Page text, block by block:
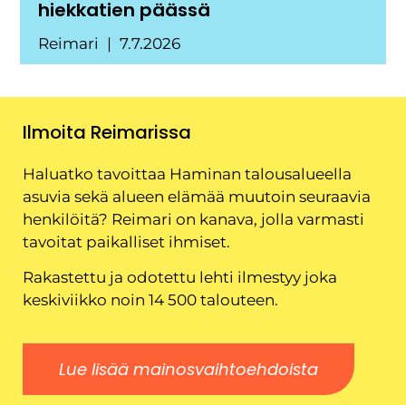
hiekkatien päässä
Reimari 7.7.2026
Ilmoita Reimarissa
Haluatko tavoittaa Haminan talousalueella
asuvia sekä alueen elämää muutoin seuraavia
henkilöitä? Reimari on kanava, jolla varmasti
tavoitat paikalliset ihmiset.
Rakastettu ja odotettu lehti ilmestyy joka
keskiviikko noin 14 500 talouteen.
Lue lisää mainosvaihtoehdoista